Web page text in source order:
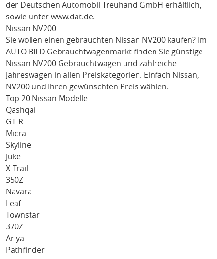
der Deutschen Automobil Treuhand GmbH erhältlich,
sowie unter www.dat.de.
Nissan NV200
Sie wollen einen gebrauchten Nissan NV200 kaufen? Im
AUTO BILD Gebrauchtwagenmarkt finden Sie günstige
Nissan NV200 Gebrauchtwagen und zahlreiche
Jahreswagen in allen Preiskategorien. Einfach Nissan,
NV200 und Ihren gewünschten Preis wählen.
Top 20 Nissan Modelle
Qashqai
GT-R
Micra
Skyline
Juke
X-Trail
350Z
Navara
Leaf
Townstar
370Z
Ariya
Pathfinder